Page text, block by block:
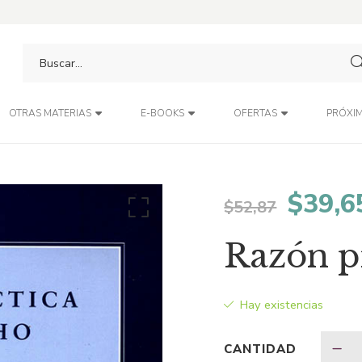
OTRAS MATERIAS E-BOOKS OFERTAS
$52,87 El
$
Razón
Hay existencias
CANTIDAD